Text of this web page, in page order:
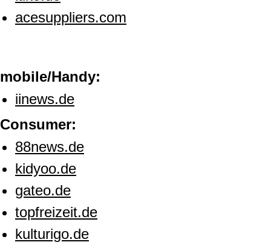
acesuppliers.com
mobile/Handy:
iinews.de
Consumer:
88news.de
kidyoo.de
gateo.de
topfreizeit.de
kulturigo.de